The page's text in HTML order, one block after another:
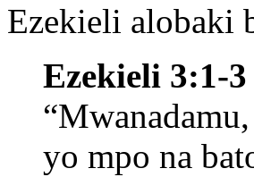
Ezekieli alobaki
Ezekieli 3:1-3
yo mpo na